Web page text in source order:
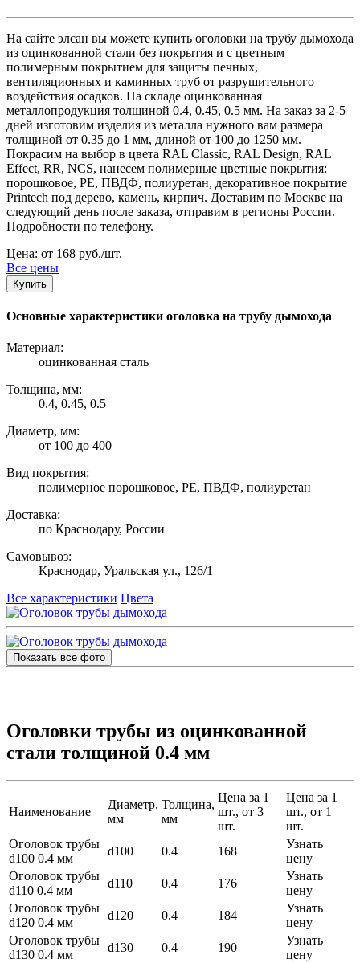
На сайте элсан вы можете купить оголовки на трубу дымохода
из оцинкованной стали без покрытия и с цветным
полимерным покрытием для защиты печных,
вентиляционных и каминных труб от разрушительного
воздействия осадков. На складе оцинкованная
металлопродукция толщиной 0.4, 0.45, 0.5 мм. На заказ за 2-5
дней изготовим изделия из металла нужного вам размера
толщиной от 0.35 до 1 мм, длиной от 100 до 1250 мм.
Покрасим на выбор в цвета RAL Classic, RAL Design, RAL
Effect, RR, NCS, нанесем полимерные цветные покрытия:
порошковое, PE, ПВДФ, полиуретан, декоративное покрытие
Printech под дерево, камень, кирпич. Доставим по Москве на
следующий день после заказа, отправим в регионы России.
Подробности по телефону.
Цена: от 168 руб./шт.
Все цены
Купить
Основные характеристики оголовка на трубу дымохода
Материал:
оцинкованная сталь
Толщина, мм:
0.4, 0.45, 0.5
Диаметр, мм:
от 100 до 400
Вид покрытия:
полимерное порошковое, PE, ПВДФ, полиуретан
Доставка:
по Краснодару, России
Самовывоз:
Краснодар, Уральская ул., 126/1
Все характеристики Цвета
Показать все фото
Оголовки трубы из оцинкованной
стали толщиной 0.4 мм
Наименование
Диаметр,
мм
Толщина,
мм
Цена за 1
шт., от 3
шт.
Цена за 1
шт., от 1
шт.
Оголовок трубы
d100 0.4 мм
d100 0.4 168
Узнать
цену
Оголовок трубы
d110 0.4 мм
d110 0.4 176
Узнать
цену
Оголовок трубы
d120 0.4 мм
d120 0.4 184
Узнать
цену
Оголовок трубы
d130 0.4 мм
d130 0.4 190
Узнать
цену